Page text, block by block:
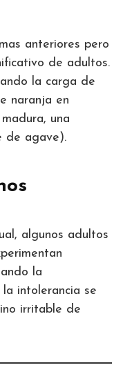
anteriores pero
de adultos.
la carga de
naranja en
una
de agave).
algunos adultos
la
intolerancia se
irritable de